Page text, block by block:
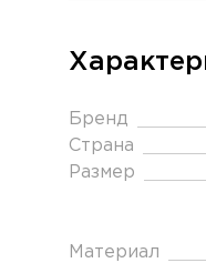
Бренд
Страна
Размер
Материал